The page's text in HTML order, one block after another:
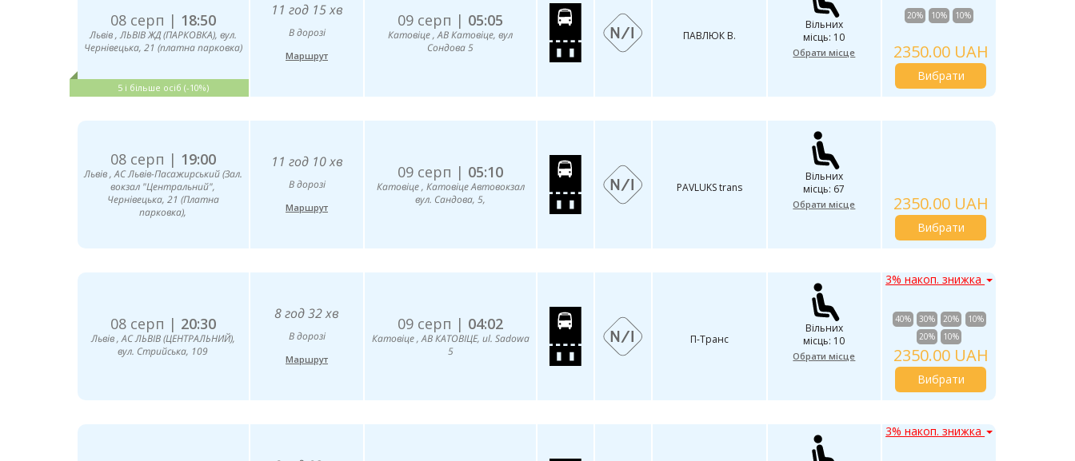
08 серп | 18:50
Львів , ЛЬВІВ ЖД (ПАРКОВКА), вул.
Чернівецька, 21 (платна парковка)
5 і більше осіб (-10%)
11 год 15 хв
В дорозі
Маршрут
09 серп | 05:05
Катовіце , АВ Катовіце, вул
Сондова 5
ПАВЛЮК В.
Вільних
місць: 10
Обрати місце
20% 10% 10%
2350.00 UAH
Вибрати
08 серп | 19:00
Львів , АС Львів-Пасажирський (Зал.
вокзал "Центральний",
Чернівецька, 21 (Платна
парковка),
11 год 10 хв
В дорозі
Маршрут
09 серп | 05:10
Катовіце , Катовіце Автовокзал
вул. Сандова, 5,
PAVLUKS trans
Вільних
місць: 67
Обрати місце 2350.00 UAH
Вибрати
08 серп | 20:30
Львів , AC ЛЬВІВ (ЦЕНТРАЛЬНИЙ),
вул. Стрийська, 109
8 год 32 хв
В дорозі
Маршрут
09 серп | 04:02
Катовіце , АВ КАТОВІЦЕ, ul. Sadowa
5
П-Транс
Вільних
місць: 10
Обрати місце
3% накоп. знижка
40% 30% 20%
10%
20%
10%
2350.00 UAH
Вибрати
3% накоп. знижка